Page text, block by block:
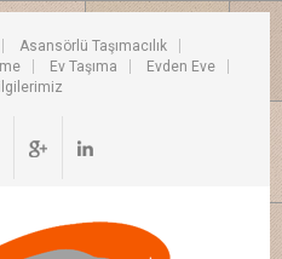
Asansörlü Taşımacılık
Ev Taşıma
Evden Eve